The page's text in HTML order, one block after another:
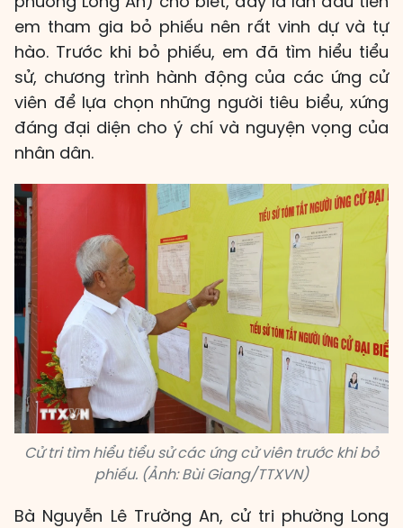
em tham gia bỏ phiếu nên rất vinh dự và tự
hào. Trước khi bỏ phiếu, em đã tìm hiểu tiểu
sử, chương trình hành động của các ứng cử
viên để lựa chọn những người tiêu biểu, xứng
đáng đại diện cho ý chí và nguyện vọng của
nhân dân.
Cử tri tìm hiểu tiểu sử các ứng cử viên trước khi bỏ
phiếu. (Ảnh: Bùi Giang/TTXVN)
Bà Nguyễn Lê Trường An, cử tri phường Long